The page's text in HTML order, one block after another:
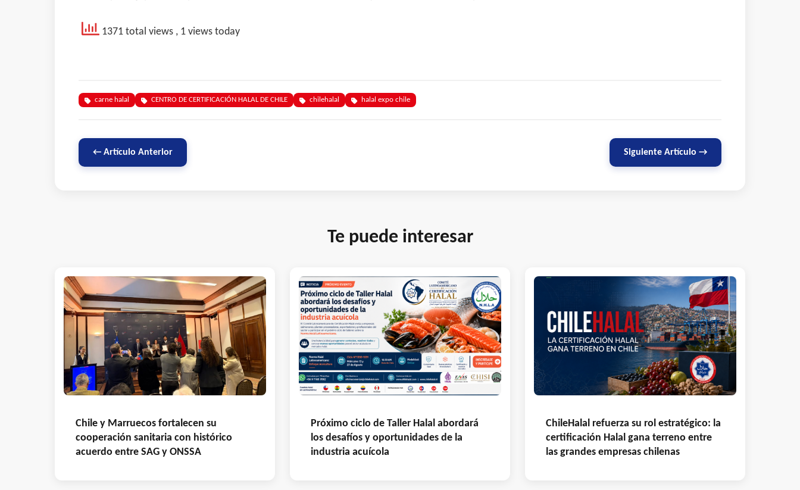
1371 total views , 1 views today
carne halal CENTRO DE CERTIFICACIÓN HALAL DE CHILE chilehalal halal expo chile
← Artículo Anterior Siguiente Artículo →
Te puede interesar
Chile y Marruecos fortalecen su
cooperación sanitaria con histórico
acuerdo entre SAG y ONSSA
Próximo ciclo de Taller Halal abordará
los desafíos y oportunidades de la
industria acuícola
ChileHalal refuerza su rol estratégico: la
certificación Halal gana terreno entre
las grandes empresas chilenas